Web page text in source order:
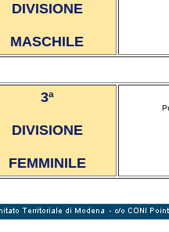
DIVISIONE
MASCHILE
3ª
DIVISIONE
FEMMINILE